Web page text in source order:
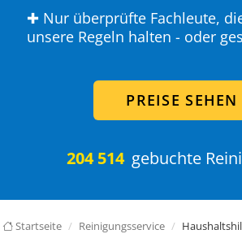
✚ Nur überprüfte Fachleute,
unsere Regeln halten - oder
PREISE SEHEN
204 514 gebuchte
Startseite Reinigungsservice